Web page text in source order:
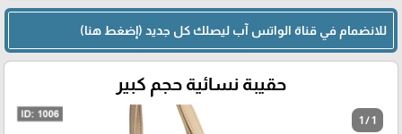
للانضمام في قناة الواتس آب ليصلك كل جديد (إضغط هنا)
حقيبة نسائية حجم كبير
1 / 1